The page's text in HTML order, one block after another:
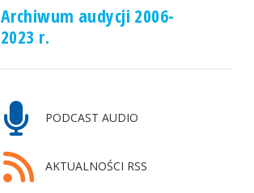
Archiwum audycji 2006-
2023 r.
PODCAST AUDIO
AKTUALNOŚCI RSS